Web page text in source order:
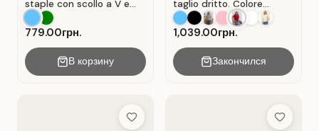
staple con scollo a V e
senza maniche . Blu.
779.00грн.
В корзину
taglio dritto. Colore
Rosso.
1,039.00грн.
Закончился
Add to Wish List Add to